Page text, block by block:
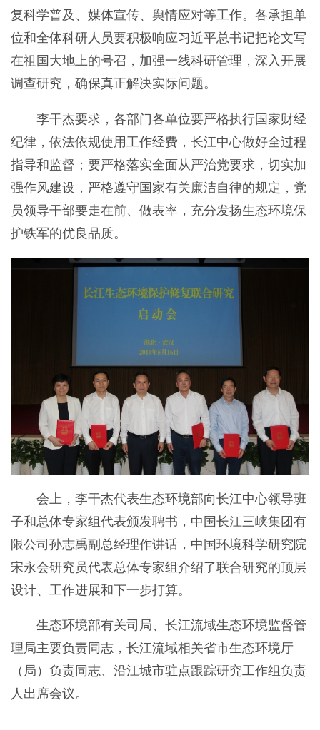
复科学普及、媒体宣传、舆情应对等工作。各承担单
位和全体科研人员要积极响应习近平总书记把论文写
在祖国大地上的号召，加强一线科研管理，深入开展
调查研究，确保真正解决实际问题。
李干杰要求，各部门各单位要严格执行国家财经
纪律，依法依规使用工作经费，长江中心做好全过程
指导和监督；要严格落实全面从严治党要求，切实加
强作风建设，严格遵守国家有关廉洁自律的规定，党
员领导干部要走在前、做表率，充分发扬生态环境保
护铁军的优良品质。
会上，李干杰代表生态环境部向长江中心领导班
子和总体专家组代表颁发聘书，中国长江三峡集团有
限公司孙志禹副总经理作讲话，中国环境科学研究院
宋永会研究员代表总体专家组介绍了联合研究的顶层
设计、工作进展和下一步打算。
生态环境部有关司局、长江流域生态环境监督管
理局主要负责同志，长江流域相关省市生态环境厅
（局）负责同志、沿江城市驻点跟踪研究工作组负责
人出席会议。